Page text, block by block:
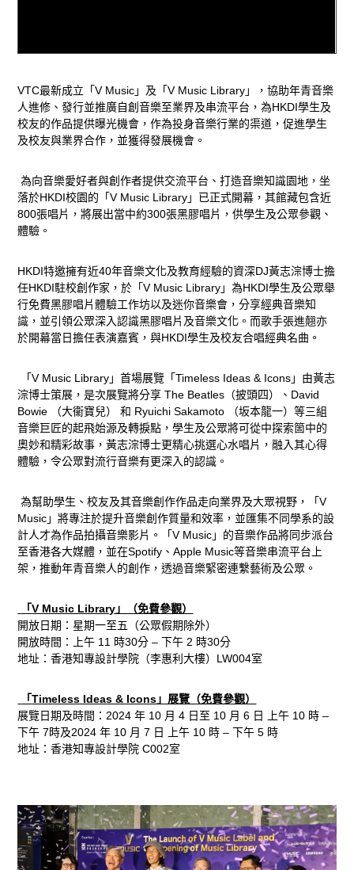
VTC最新成立「V Music」及「V Music Library」，協助年青音樂
人進修、發行並推廣自創音樂至業界及串流平台，為HKDI學生及
校友的作品提供曝光機會，作為投身音樂行業的渠道，促進學生
及校友與業界合作，並獲得發展機會。
為向音樂愛好者與創作者提供交流平台、打造音樂知識園地，坐
落於HKDI校園的「V Music Library」 已正式開幕，其館藏包含近
800張唱片，將展出當中約300張黑膠唱片，供學生及公眾參觀、
體驗。
HKDI特邀擁有近40年音樂文化及教育經驗的資深DJ黃志淙博士擔
任HKDI駐校創作家，於「V Music Library」為HKDI學生及公眾舉
行免費黑膠唱片體驗工作坊以及迷你音樂會，分享經典音樂知
識，並引領公眾深入認識黑膠唱片及音樂文化。而歌手張進翹亦
於開幕當日擔任表演嘉賓，與HKDI學生及校友合唱經典名曲。
「V Music Library」首場展覽「Timeless Ideas & Icons」由黃志
淙博士策展，是次展覽將分享 The Beatles （披頭四）、 David
Bowie
（大衞寶兒） 和 Ryuichi Sakamoto
（坂本龍一）等三組
音樂巨匠的起飛始源及轉捩點，學生及公眾將可從中探索箇中的
奧妙和精彩故事，黃志淙博士更精心挑選心水唱片，融入其心得
體驗，令公眾對流行音樂有更深入的認識。
為幫助學生、校友及其音樂創作作品走向業界及大眾視野，「V
Music」將專注於提升音樂創作質量和效率，並匯集不同學系的設
計人才為作品拍攝音樂影片。「V Music」的音樂作品將同步派台
至香港各大媒體，並在Spotify 、Apple Music等音樂串流平台上
架，推動年青音樂人的創作，透過音樂緊密連繫藝術及公眾。
「V Music Library」（免費參觀）
開放日期：星期一至五（公眾假期除外）
開放時間：上午 11 時30分 – 下午 2 時30分
地址：香港知專設計學院（李惠利大樓） LW004室
「Timeless Ideas & Icons」展覽（免費參觀）
展覽日期及時間： 2024年 10 月 4 日至 10 月 6 日 上午 10 時 –
下午 7時及2024年 10 月 7 日 上午 10 時 – 下午 5 時
地址：香港知專設計學院 C002室